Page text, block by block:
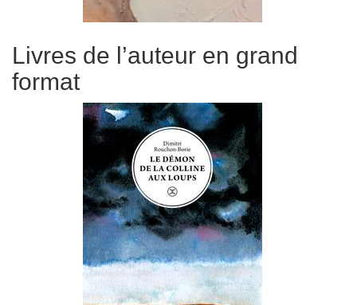
Livres de l’auteur en grand
format